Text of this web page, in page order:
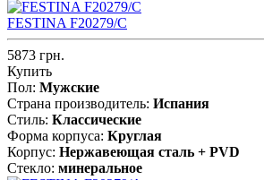
FESTINA F20279/C
5873 грн.
Купить
Пол: Мужские
Страна производитель: Испания
Стиль: Классические
Форма корпуса: Круглая
Корпус: Нержавеющая сталь + PVD
Стекло: минеральное